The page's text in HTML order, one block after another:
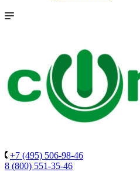
+7 (495) 506-98-46
8 (800) 551-35-46